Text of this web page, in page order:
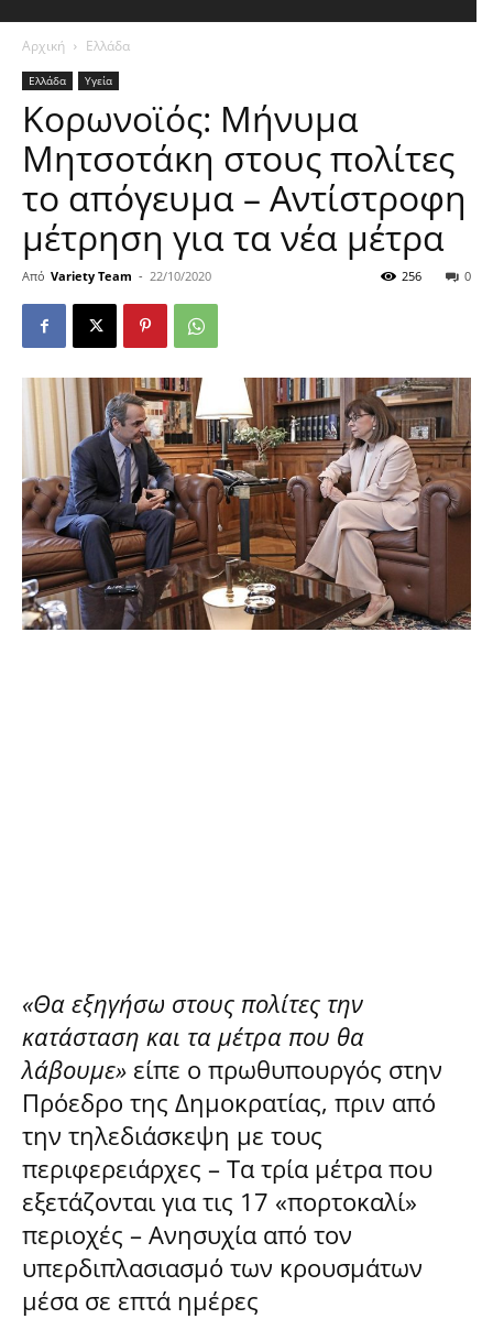
Αρχική Ελλάδα
Ελλάδα Υγεία
Κορωνοϊός: Μήνυμα
Μητσοτάκη στους πολίτες
το απόγευμα – Αντίστροφη
μέτρηση για τα νέα μέτρα
Από Variety Team - 22/10/2020 0
256
«Θα εξηγήσω στους πολίτες την
κατάσταση και τα μέτρα που θα
λάβουμε» είπε ο πρωθυπουργός στην
Πρόεδρο της Δημοκρατίας, πριν από
την τηλεδιάσκεψη με τους
περιφερειάρχες – Τα τρία μέτρα που
εξετάζονται για τις 17 «πορτοκαλί»
περιοχές – Ανησυχία από τον
υπερδιπλασιασμό των κρουσμάτων
μέσα σε επτά ημέρες